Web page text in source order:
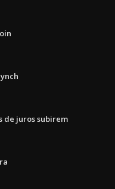
de juros subirem